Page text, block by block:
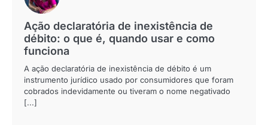
Ação declaratória de inexistência de
débito: o que é, quando usar e como
funciona
A ação declaratória de inexistência de débito é um
instrumento jurídico usado por consumidores que foram
cobrados indevidamente ou tiveram o nome negativado
[...]